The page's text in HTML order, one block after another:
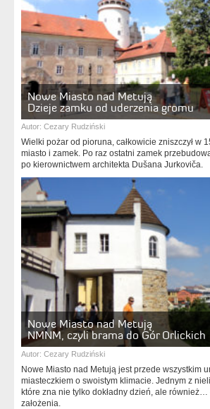
Nowe Miasto nad Metują
Dzieje zamku od uderzenia gromu
Autor: Cezary Rudziński
Wielki pożar od pioruna, całkowicie zniszczył w
miasto i zamek. Po raz ostatni zamek
po kierownictwem architekta Dušana Jurkoviča.
Nowe Miasto nad Metują
NMNM, czyli brama do Gór Orlickich
Autor: Cezary Rudziński
Nowe Miasto nad Metują jest przede wszystkim
miasteczkiem o swoistym klimacie. Jednym z
które zna nie tylko dokładny dzień, ale
założenia.